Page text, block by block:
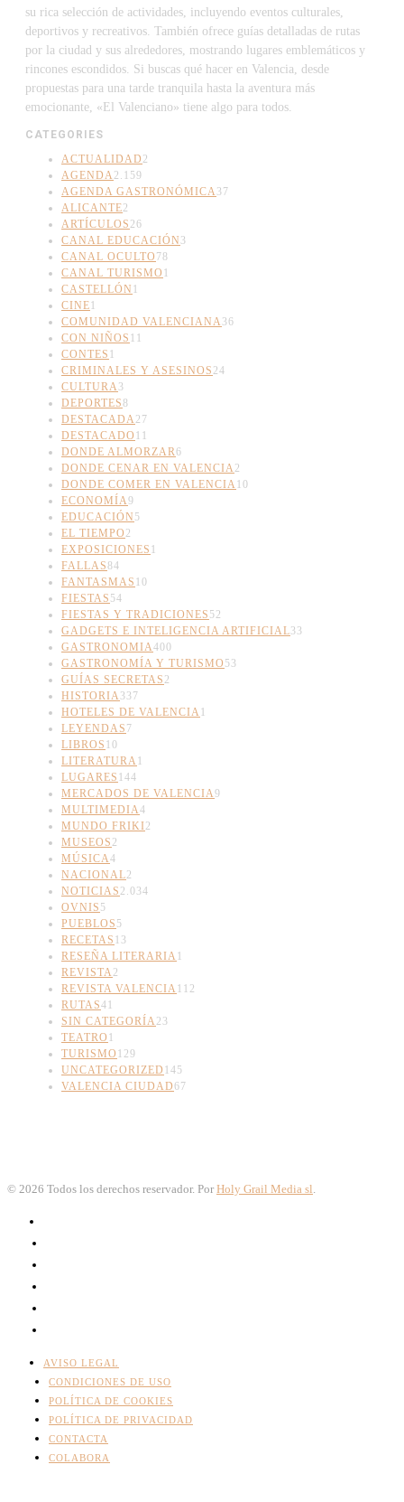
su rica selección de actividades, incluyendo eventos culturales,
deportivos y recreativos. También ofrece guías detalladas de rutas
por la ciudad y sus alrededores, mostrando lugares emblemáticos y
rincones escondidos. Si buscas qué hacer en Valencia, desde
propuestas para una tarde tranquila hasta la aventura más
emocionante, «El Valenciano» tiene algo para todos.
CATEGORIES
ACTUALIDAD 2
AGENDA2.159
AGENDA GASTRONÓMICA37
ALICANTE2
ARTÍCULOS 26
CANAL EDUCACIÓN 3
CANAL OCULTO 78
CANAL TURISMO 1
CASTELLÓN 1
CINE1
COMUNIDAD VALENCIANA36
CON NIÑOS 11
CONTES 1
CRIMINALES Y ASESINOS 24
CULTURA3
DEPORTES8
DESTACADA27
DESTACADO 11
DONDE ALMORZAR6
DONDE CENAR EN VALENCIA2
DONDE COMER EN VALENCIA10
ECONOMÍA9
EDUCACIÓN 5
EL TIEMPO 2
EXPOSICIONES 1
FALLAS84
FANTASMAS 10
FIESTAS 54
FIESTAS Y TRADICIONES 52
GADGETS E INTELIGENCIA ARTIFICIAL33
GASTRONOMIA400
GASTRONOMÍA Y TURISMO 53
GUÍAS SECRETAS 2
HISTORIA337
HOTELES DE VALENCIA1
LEYENDAS 7
LIBROS 10
LITERATURA1
LUGARES 144
MERCADOS DE VALENCIA9
MULTIMEDIA4
MUNDO FRIKI2
MUSEOS 2
MÚSICA4
NACIONAL2
NOTICIAS 2.034
OVNIS 5
PUEBLOS 5
RECETAS 13
RESEÑA LITERARIA1
REVISTA2
REVISTA VALENCIA112
RUTAS41
SIN CATEGORÍA23
TEATRO 1
TURISMO 129
UNCATEGORIZED 145
VALENCIA CIUDAD67
© 2026 Todos los derechos reservador. Por Holy Grail Media sl
AVISO LEGAL
CONDICIONES DE USO
POLÍTICA DE COOKIES
POLÍTICA DE PRIVACIDAD
CONTACTA
COLABORA